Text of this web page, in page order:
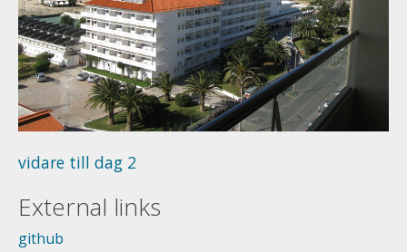
vidare till dag 2
External links
github